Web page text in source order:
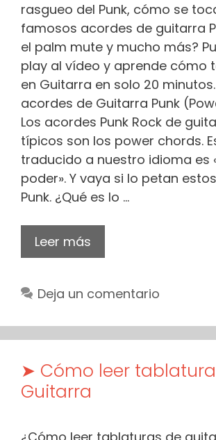
rasgueo del Punk, cómo se
famosos acordes de guitarra
el palm mute y mucho más?
play al vídeo y aprende cómo
en Guitarra en solo 20 minutos.
acordes de Guitarra Punk
Los acordes Punk Rock de
típicos son los power chords.
traducido a nuestro idioma es
poder». Y vaya si lo petan
Punk. ¿Qué es lo …
Leer más
Deja un comentario
➤ Cómo leer
Guitarra